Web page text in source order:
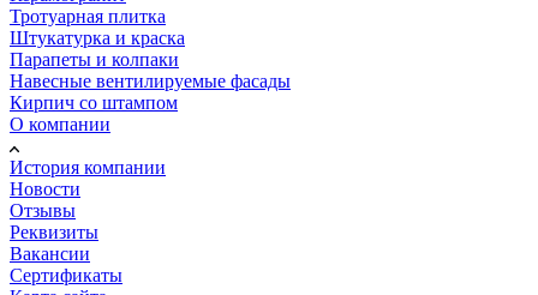
Тротуарная плитка
Штукатурка и краска
Парапеты и колпаки
Навесные вентилируемые фасады
Кирпич со штампом
О компании
История компании
Новости
Отзывы
Реквизиты
Вакансии
Сертификаты